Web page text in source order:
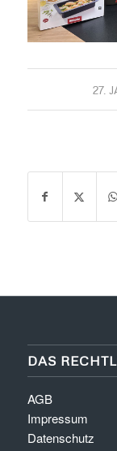
27.
DAS
AGB
Impressum
Datenschutz